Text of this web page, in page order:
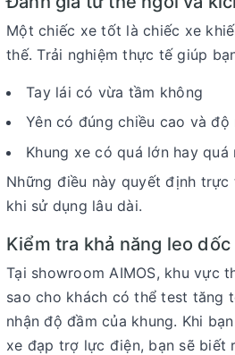
Một chiếc xe tốt là chiếc xe
thế. Trải nghiệm thực tế giúp
Tay lái có vừa tầm không
Yên có đúng chiều cao và
Khung xe có quá lớn hay
Những điều này quyết định
khi sử dụng lâu dài.
Kiểm tra khả năng leo
Tại showroom AIMOS, khu vực
sao cho khách có thể test tăng
nhận độ đầm của khung. Khi
xe đạp trợ lực điện, bạn sẽ biết